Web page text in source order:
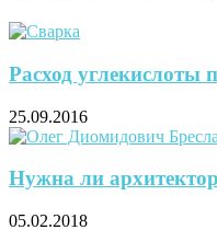
Расход углекислоты
25.09.2016
Нужна ли
05.02.2018